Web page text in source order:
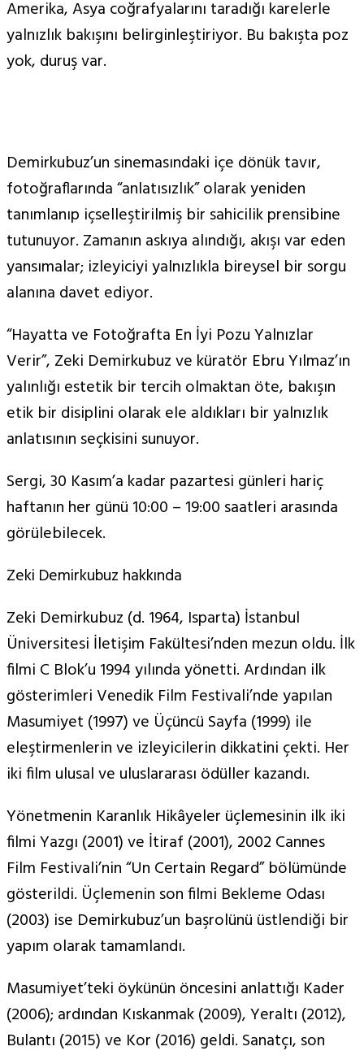
Amerika, Asya coğrafyalarını taradığı karelerle
yalnızlık bakışını belirginleştiriyor. Bu bakışta poz
yok, duruş var.
Demirkubuz’un sinemasındaki içe dönük tavır,
fotoğraflarında “anlatısızlık” olarak yeniden
tanımlanıp içselleştirilmiş bir sahicilik prensibine
tutunuyor. Zamanın askıya alındığı, akışı var eden
yansımalar; izleyiciyi yalnızlıkla bireysel bir sorgu
alanına davet ediyor.
“Hayatta ve Fotoğrafta En İyi Pozu Yalnızlar
Verir”, Zeki Demirkubuz ve küratör Ebru Yılmaz’ın
yalınlığı estetik bir tercih olmaktan öte, bakışın
etik bir disiplini olarak ele aldıkları bir yalnızlık
anlatısının seçkisini sunuyor.
Sergi, 30 Kasım’a kadar pazartesi günleri hariç
haftanın her günü 10:00 – 19:00 saatleri arasında
görülebilecek.
Zeki Demirkubuz hakkında
Zeki Demirkubuz (d. 1964, Isparta) İstanbul
Üniversitesi İletişim Fakültesi’nden mezun oldu. İlk
filmi C Blok’u 1994 yılında yönetti. Ardından ilk
gösterimleri Venedik Film Festivali’nde yapılan
Masumiyet (1997) ve Üçüncü Sayfa (1999) ile
eleştirmenlerin ve izleyicilerin dikkatini çekti. Her
iki film ulusal ve uluslararası ödüller kazandı.
Yönetmenin Karanlık Hikâyeler üçlemesinin ilk iki
filmi Yazgı (2001) ve İtiraf (2001), 2002 Cannes
Film Festivali’nin “Un Certain Regard” bölümünde
gösterildi. Üçlemenin son filmi Bekleme Odası
(2003) ise Demirkubuz’un başrolünü üstlendiği bir
yapım olarak tamamlandı.
Masumiyet’teki öykünün öncesini anlattığı Kader
(2006); ardından Kıskanmak (2009), Yeraltı (2012),
Bulantı (2015) ve Kor (2016) geldi. Sanatçı, son